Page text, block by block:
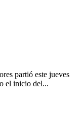
partió este jueves
el inicio del...